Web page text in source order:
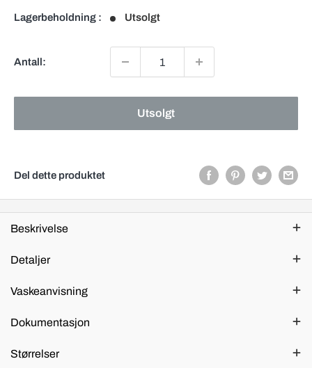
Lagerbeholdning : Utsolgt
Antall:
Utsolgt
Del dette produktet
Beskrivelse
Detaljer
Vaskeanvisning
Dokumentasjon
Størrelser